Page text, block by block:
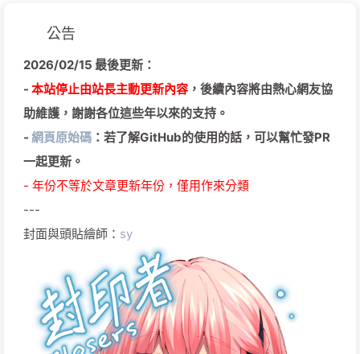
公告
2026/02/15 最後更新：
- 本站停止由站長主動更新內容 ，後續內容將由熱心網友協
助維護，謝謝各位這些年以來的支持。
- 網頁原始碼 ：若了解GitHub的使用的話，可以幫忙發PR
一起更新。
- 年份不等於文章更新年份，僅用作來分類
---
封面與頭貼繪師： sy